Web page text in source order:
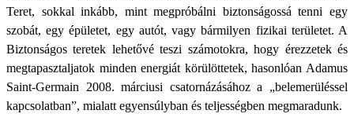
Teret, sokkal inkább, mint megpróbálni biztonságossá tenni egy
szobát, egy épületet, egy autót, vagy bármilyen fizikai területet. A
Biztonságos teretek lehetővé teszi számotokra, hogy érezzetek és
megtapasztaljatok minden energiát körülöttetek, hasonlóan Adamus
Saint-Germain 2008. márciusi csatornázásához a „belemerüléssel
kapcsolatban”, mialatt egyensúlyban és teljességben megmaradunk.